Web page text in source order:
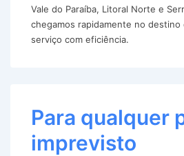
Vale do Paraíba, Litoral Norte e
chegamos rapidamente no destino
serviço com eficiência.
Para qualquer
imprevisto